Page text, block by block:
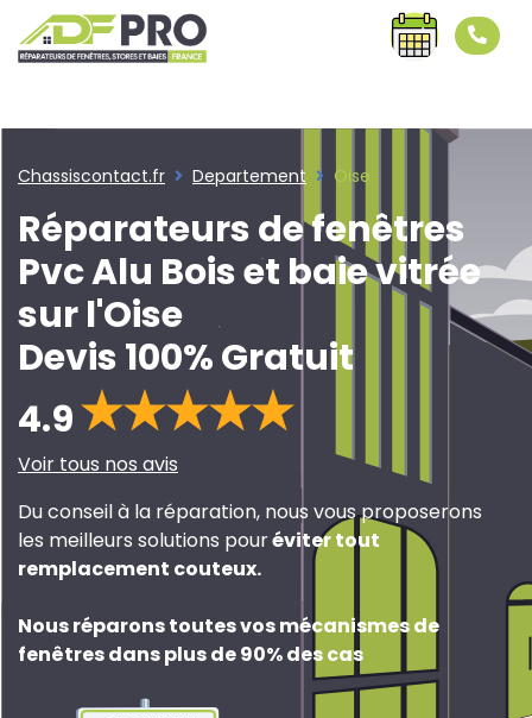
REPARATION TOUTES FENETRES ALU - PVC - BOIS -
Reparation de fenetres Oise 07 45 89 28 15
Chassiscontact.fr Departement Oise
Réparateurs de fenêtres
Pvc Alu Bois et baie vitrée
sur l'Oise
Devis 100% Gratuit
4.9
Voir tous nos avis
Du conseil à la réparation, nous vous proposerons
les meilleurs solutions pouréviter tout
remplacement couteux.
Nous réparons toutes vos mécanismes de
fenêtres dans plus de 90% des cas